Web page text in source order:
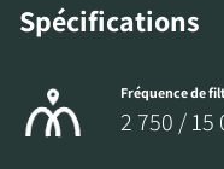
Spécifications
Fréquence de
2 750 / 15